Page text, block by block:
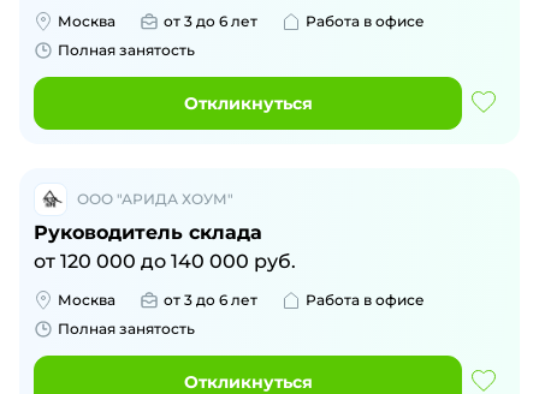
Москва от 3 до 6 лет
Работа в офисе
Полная занятость
Откликнуться
ООО "АРИДА ХОУМ"
Руководитель склада
от 120 000 до 140 000 руб.
Москва от 3 до 6 лет
Работа в офисе
Полная занятость
Откликнуться